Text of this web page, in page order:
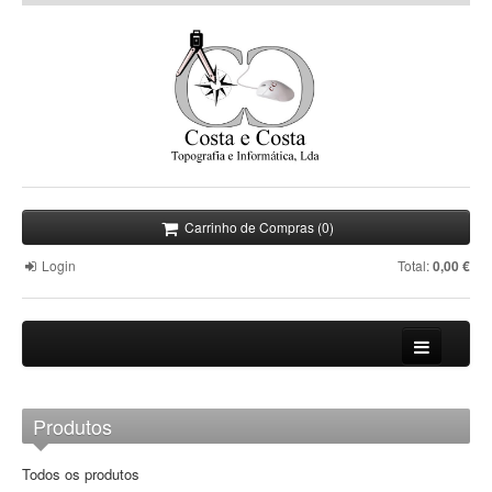
Carrinho de Compras (0)
Login Total:0,00 €
Informática
Topografia
Produtos
Todos os produtos